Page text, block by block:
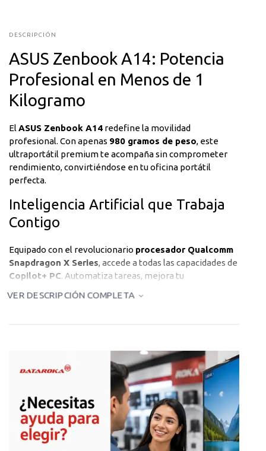
DESCRIPCIÓN
ASUS Zenbook A14: Potencia
Profesional en Menos de 1
Kilogramo
El ASUS Zenbook A14 redefine la movilidad
profesional. Con apenas 980 gramos de peso, este
ultraportátil premium te acompaña sin comprometer
rendimiento, convirtiéndose en tu oficina portátil
perfecta.
Inteligencia Artificial que Trabaja
Contigo
Equipado con el revolucionario procesador Qualcomm
Snapdragon X Series, accede a todas las capacidades de
Copilot+ PC. Automatiza tareas, mejora tu
productividad y experimenta una nueva forma de
trabajar con IA integrada directamente en tu sistema
Olvídate de buscar enchufes constantemente. La
eficiencia energética del Snapdragon X te brinda
autonomía extendida
que atraviesa jornadas
completas de trabajo sin interrupciones, certificado bajo
estándarENERGY STAR 8.0.
VER DESCRIPCIÓN COMPLETA